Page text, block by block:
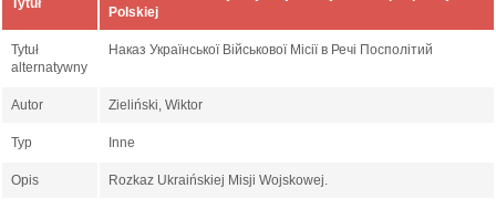
Tytuł
Polskiej
Tytuł
alternatywny
Наказ Української Військової Місії в Речі Посполітий
Autor Zieliński, Wiktor
Typ Inne
Opis Rozkaz Ukraińskiej Misji Wojskowej.